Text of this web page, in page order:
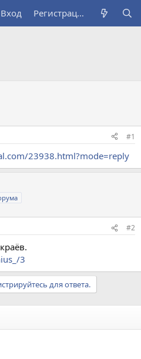
Вход Регистрация
#1
23938.html?mode=reply
#2
3
для ответа.